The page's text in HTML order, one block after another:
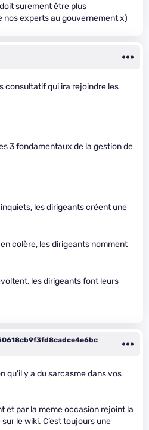
surement être plus
nos experts au gouvernement x)
consultatif qui ira rejoindre les
3 fondamentaux de la gestion de
les dirigeants créent une
colère, les dirigeants nomment
les dirigeants font leurs
qu’il y a du sarcasme dans vos
et par la meme occasion rejoint la
le wiki. C’est toujours une